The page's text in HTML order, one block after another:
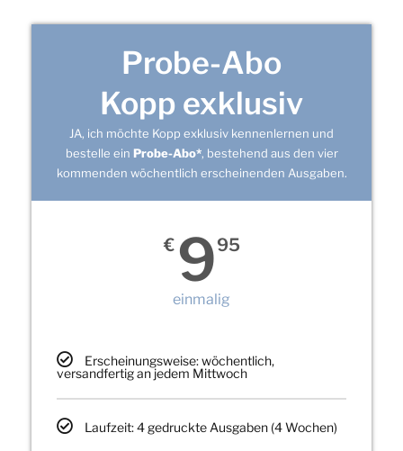
Probe-Abo
Kopp exklusiv
JA, ich möchte Kopp exklusiv kennenlernen und
bestelle ein Probe-Abo*, bestehend aus den vier
kommenden wöchentlich erscheinenden Ausgaben.
€ 995
einmalig
Erscheinungsweise: wöchentlich,
versandfertig an jedem Mittwoch
Laufzeit: 4 gedruckte Ausgaben (4 Wochen)